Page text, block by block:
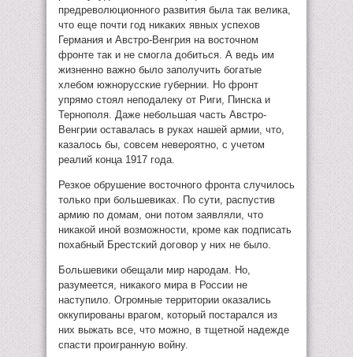
предреволюционного развития была так велика,
что еще почти год никаких явных успехов
Германия и Австро-Венгрия на восточном
фронте так и не смогла добиться. А ведь им
жизненно важно было заполучить богатые
хлебом южнорусские губернии. Но фронт
упрямо стоял неподалеку от Риги, Пинска и
Тернополя. Даже небольшая часть Австро-
Венгрии оставалась в руках нашей армии, что,
казалось бы, совсем невероятно, с учетом
реалий конца 1917 года.
Резкое обрушение восточного фронта случилось
только при большевиках. По сути, распустив
армию по домам, они потом заявляли, что
никакой иной возможности, кроме как подписать
похабный Брестский договор у них не было.
Большевики обещали мир народам. Но,
разумеется, никакого мира в России не
наступило. Огромные территории оказались
оккупированы врагом, который постарался из
них выжать все, что можно, в тщетной надежде
спасти проигранную войну.